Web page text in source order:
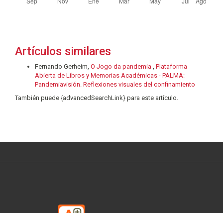
Artículos similares
Fernando Gerheim, O Jogo da pandemia , Plataforma
Abierta de Libros y Memorias Académicas - PALMA:
Pandemiavisión. Reflexiones visuales del confinamiento
También puede {advancedSearchLink} para este artículo.